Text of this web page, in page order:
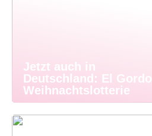
Jetzt auch in
Deutschland: El Gordo
Weihnachtslotterie